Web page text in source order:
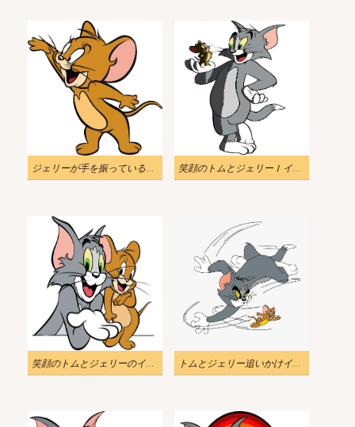
ジェリーが手を振っているイラスト 笑顔のトムとジェリー 1 イラスト
笑顔のトムとジェリーのイラスト トムとジェリー追いかけイラスト